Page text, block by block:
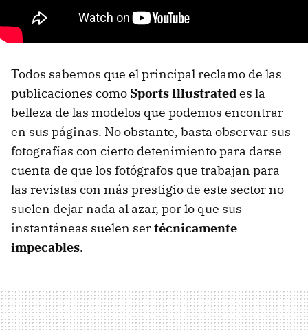
Todos sabemos que el principal reclamo de las
publicaciones como Sports Illustratedes la
belleza de las modelos que podemos encontrar
en sus páginas. No obstante, basta observar sus
fotografías con cierto detenimiento para darse
cuenta de que los fotógrafos que trabajan para
las revistas con más prestigio de este sector no
suelen dejar nada al azar, por lo que sus
instantáneas suelen sertécnicamente
impecables.